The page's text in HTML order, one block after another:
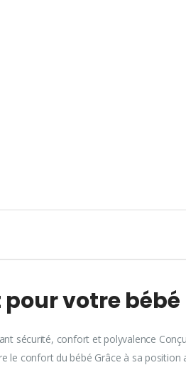
pour votre bébé
sécurité, confort et polyvalence
confort du bébé Grâce à sa